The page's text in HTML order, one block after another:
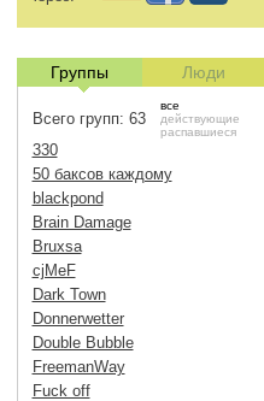
Группы Люди
Всего групп: 63
все
действующие
распавшиеся
330
50 баксов каждому
blackpond
Brain Damage
Bruxsa
cjMeF
Dark Town
Donnerwetter
Double Bubble
FreemanWay
Fuck off